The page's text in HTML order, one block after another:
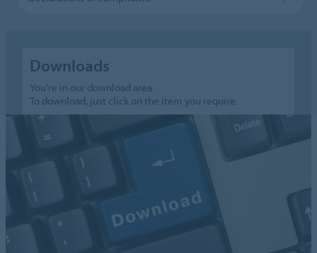
Downloads
You're in our download area.
To download, just click on the item you require.